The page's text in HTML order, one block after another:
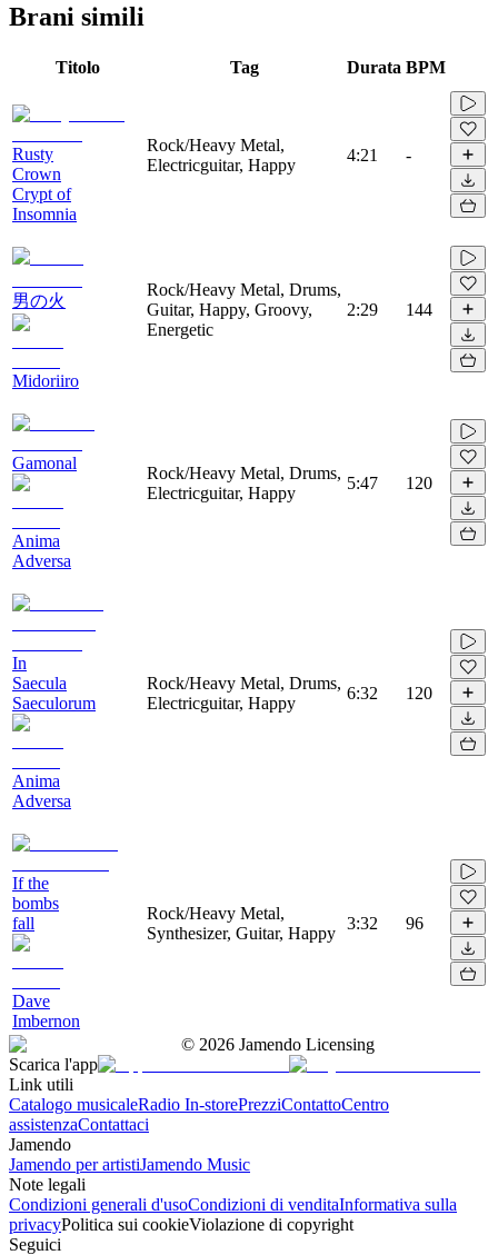
Brani simili
Titolo Tag Durata BPM
Rusty
Crown
Crypt of
Insomnia
Rock/Heavy Metal,
Electricguitar, Happy
4:21 -
男の火
Midoriiro
Rock/Heavy Metal, Drums,
Guitar, Happy, Groovy,
Energetic
2:29 144
Gamonal
Anima
Adversa
Rock/Heavy Metal, Drums,
Electricguitar, Happy
5:47 120
In
Saecula
Saeculorum
Anima
Adversa
Rock/Heavy Metal, Drums,
Electricguitar, Happy
6:32 120
If the
bombs
fall
Dave
Imbernon
Rock/Heavy Metal,
Synthesizer, Guitar, Happy
3:32 96
© 2026 Jamendo Licensing
Scarica l'app
Link utili
Catalogo musicaleRadio In-storePrezziContattoCentro
assistenzaContattaci
Jamendo
Jamendo per artistiJamendo Music
Note legali
Condizioni generali d'usoCondizioni di venditaInformativa sulla
privacyPolitica sui cookieViolazione di copyright
Seguici